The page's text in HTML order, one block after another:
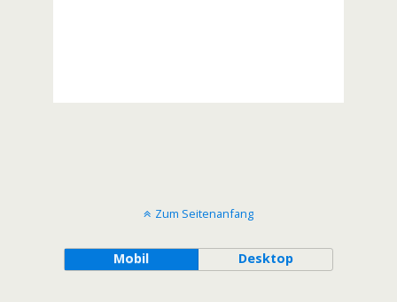
Zum Seitenanfang
Mobil Desktop